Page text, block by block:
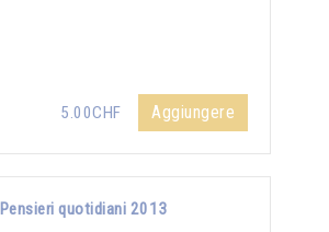
5.00CHF Aggiungere
Pensieri quotidiani 2013